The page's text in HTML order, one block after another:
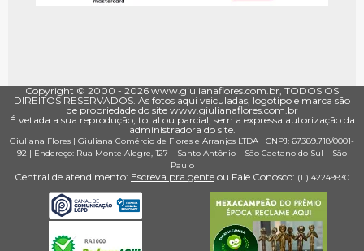
Copyright © 2000 - ­2026 www.giulianaflores.com.br, TODOS OS
DIREITOS RESERVADOS. As fotos aqui veiculadas, logotipo e marca são
de propriedade do site www.giulianaflores.com.br
É vetada a sua reprodução, total ou parcial, sem a expressa autorização da
administradora do site.
Giuliana Flores | Giuliana Comércio de Flores e Arranjos LTDA | CNPJ: 67.389.718/0001­
92 | Endereço: Rua Monte Alegre, 127 – Santo Antônio – São Caetano do Sul – São
Paulo
Central de atendimento: Escreva pra gente ou Fale Conosco: (11) 4224­9930